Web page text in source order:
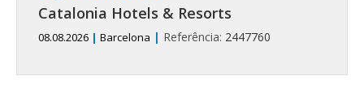
Catalonia Hotels & Resorts
08.08.2026 | Barcelona | Referência: 2447760